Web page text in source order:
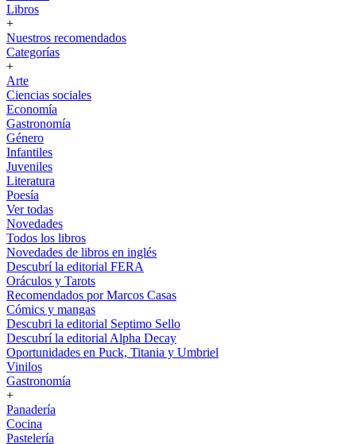
Libros
+
Nuestros recomendados
Categorías
+
Arte
Ciencias sociales
Economía
Gastronomía
Género
Infantiles
Juveniles
Literatura
Poesía
Ver todas
Novedades
Todos los libros
Novedades de libros en inglés
Descubrí la editorial FERA
Oráculos y Tarots
Recomendados por Marcos Casas
Cómics y mangas
Descubri la editorial Septimo Sello
Descubrí la editorial Alpha Decay
Oportunidades en Puck, Titania y Umbriel
Vinilos
Gastronomía
+
Panadería
Cocina
Pastelería